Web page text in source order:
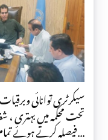
سیکرٹری توانائی
تحت محکمہ میں بہتری
فیصلہ کرتے ہوئے تمام ماتحت...